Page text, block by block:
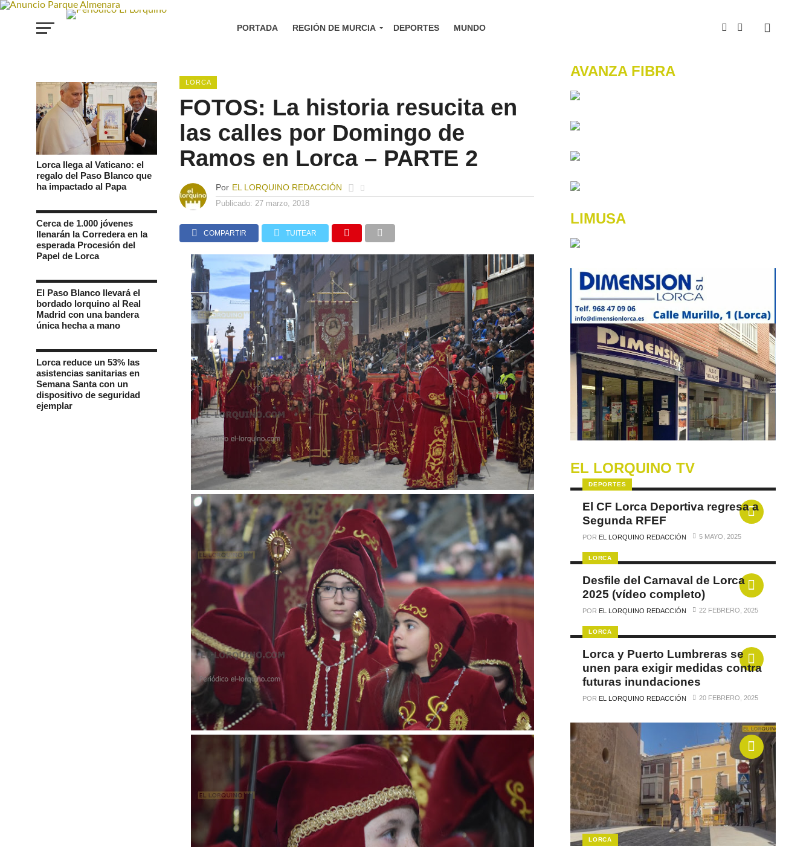
PORTADA REGIÓN DE MURCIA DEPORTES MUNDO
Lorca llega al Vaticano: el
regalo del Paso Blanco que
ha impactado al Papa
Cerca de 1.000 jóvenes
llenarán la Corredera en la
esperada Procesión del
Papel de Lorca
El Paso Blanco llevará el
bordado lorquino al Real
Madrid con una bandera
única hecha a mano
Lorca reduce un 53% las
asistencias sanitarias en
Semana Santa con un
dispositivo de seguridad
ejemplar
LORCA
FOTOS: La historia resucita en
las calles por Domingo de
Ramos en Lorca – PARTE 2
Por EL LORQUINO REDACCIÓN
Publicado: 27 marzo, 2018
COMPARTIR TUITEAR
AVANZA FIBRA
LIMUSA
EL LORQUINO TV
DEPORTES
El CF Lorca Deportiva regresa a
Segunda RFEF
POR EL LORQUINO REDACCIÓN 5 MAYO, 2025
LORCA
Desfile del Carnaval de Lorca
2025 (vídeo completo)
POR EL LORQUINO REDACCIÓN 22 FEBRERO, 2025
LORCA
Lorca y Puerto Lumbreras se
unen para exigir medidas contra
futuras inundaciones
POR EL LORQUINO REDACCIÓN 20 FEBRERO, 2025
LORCA